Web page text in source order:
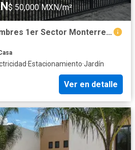
$ 50,000 MXN/m²
Casa en venta en Cumbres 1er Sector Monterrey con terreno amplio de 494 m²
·Estacionamiento·Jardín
Ver en detalle